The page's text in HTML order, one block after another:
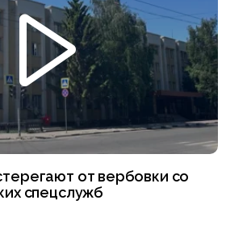
от вербовки со
спецслужб